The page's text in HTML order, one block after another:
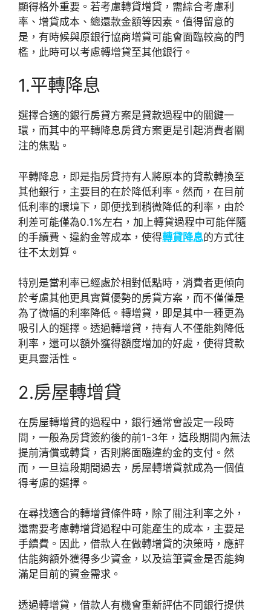
顯得格外重要。若考慮轉貸增貸，需綜合考慮利
率、增貸成本、總還款金額等因素。值得留意的
是，有時候與原銀行協商增貸可能會面臨較高的門
檻，此時可以考慮轉增貸至其他銀行。
1.平轉降息
選擇合適的銀行房貸方案是貸款過程中的關鍵一
環，而其中的平轉降息房貸方案更是引起消費者關
注的焦點。
平轉降息，即是指房貸持有人將原本的貸款轉換至
其他銀行，主要目的在於降低利率。然而，在目前
低利率的環境下，即便找到稍微降低的利率，由於
利差可能僅為0.1%左右，加上轉貸過程中可能伴隨
的手續費、違約金等成本，使得轉貸降息的方式往
往不太划算。
特別是當利率已經處於相對低點時，消費者更傾向
於考慮其他更具實質優勢的房貸方案，而不僅僅是
為了微幅的利率降低。轉增貸，即是其中一種更為
吸引人的選擇。透過轉增貸，持有人不僅能夠降低
利率，還可以額外獲得額度增加的好處，使得貸款
更具靈活性。
2.房屋轉增貸
在房屋轉增貸的過程中，銀行通常會設定一段時
間，一般為房貸簽約後的前1-3年，這段期間內無法
提前清償或轉貸，否則將面臨違約金的支付。然
而，一旦這段期間過去，房屋轉增貸就成為一個值
得考慮的選擇。
在尋找適合的轉增貸條件時，除了關注利率之外，
還需要考慮轉增貸過程中可能產生的成本，主要是
手續費。因此，借款人在做轉增貸的決策時，應評
估能夠額外獲得多少資金，以及這筆資金是否能夠
滿足目前的資金需求。
透過轉增貸，借款人有機會重新評估不同銀行提供